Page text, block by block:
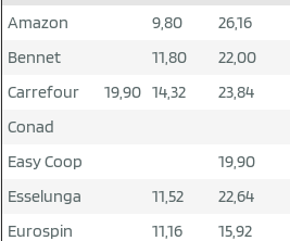
Amazon
9,80 26,16
Bennet
11,80 22,00
Carrefour
19,90 14,32 23,84
Conad
Easy Coop
19,90
Esselunga
11,52 22,64
Eurospin
11,16 15,92